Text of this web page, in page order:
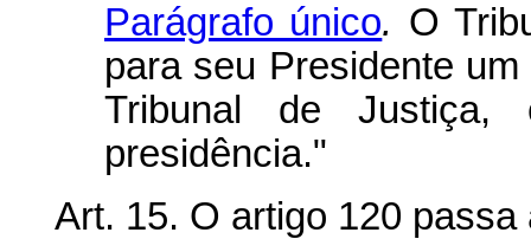
Parágrafo único. O
para seu Presidente
Tribunal de
presidência."
Art. 15. O artigo 120